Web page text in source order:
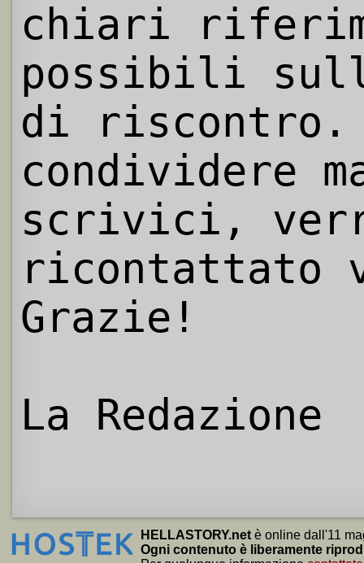
chiari
possibili
di riscontro.
condividere
scrivici,
ricontattato
Grazie!
La Redazione
HELLASTORY.net è online dall'11
Ogni contenuto è liberamente